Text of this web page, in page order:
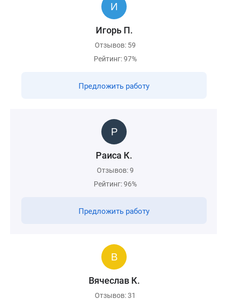
Игорь П.
Отзывов: 59
Рейтинг: 97%
Предложить работу
Раиса К.
Отзывов: 9
Рейтинг: 96%
Предложить работу
Вячеслав К.
Отзывов: 31